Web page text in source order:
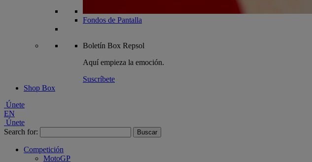
Fondos de Pantalla
Boletín Box Repsol
Aquí empieza la emoción.
Suscríbete
Shop Box
Únete
EN
Únete
Search for:
Competición
MotoGP